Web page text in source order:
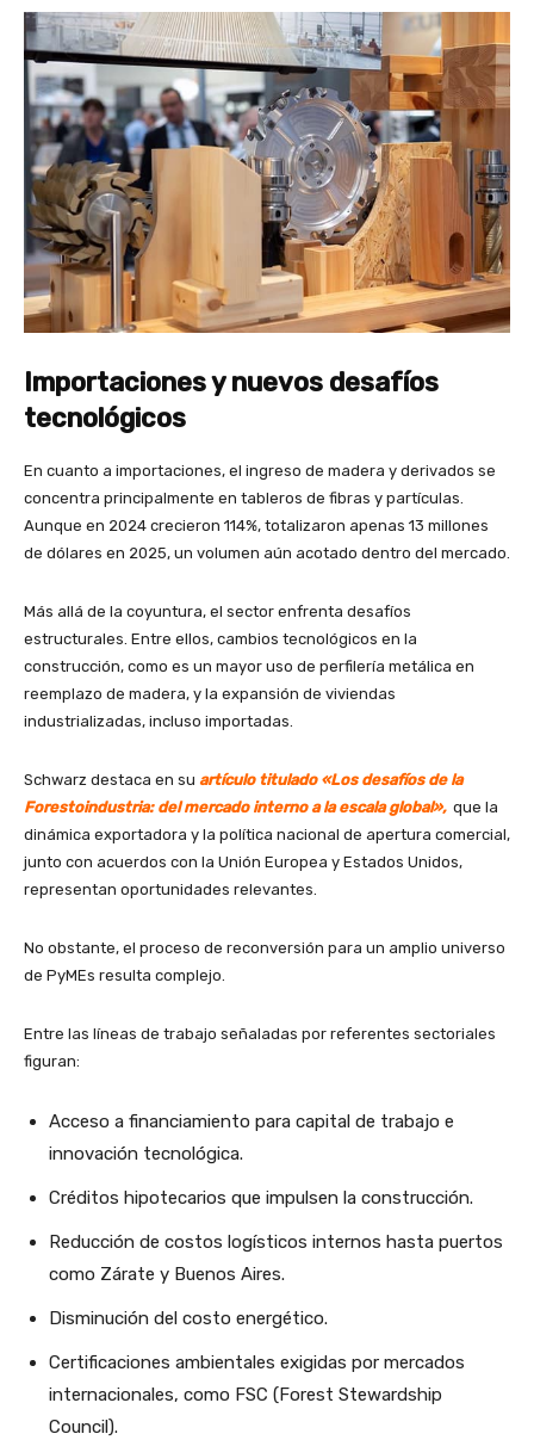
Importaciones y nuevos desafíos
tecnológicos
En cuanto a importaciones, el ingreso de madera y derivados se
concentra principalmente en tableros de fibras y partículas.
Aunque en 2024 crecieron 114%, totalizaron apenas 13 millones
de dólares en 2025, un volumen aún acotado dentro del mercado.
Más allá de la coyuntura, el sector enfrenta desafíos
estructurales. Entre ellos, cambios tecnológicos en la
construcción, como es un mayor uso de perfilería metálica en
reemplazo de madera, y la expansión de viviendas
industrializadas, incluso importadas.
Schwarz destaca en su artículo titulado «Los desafíos de la
Forestoindustria: del mercado interno a la escala global», que la
dinámica exportadora y la política nacional de apertura comercial,
junto con acuerdos con la Unión Europea y Estados Unidos,
representan oportunidades relevantes.
No obstante, el proceso de reconversión para un amplio universo
de PyMEs resulta complejo.
Entre las líneas de trabajo señaladas por referentes sectoriales
figuran:
Acceso a financiamiento para capital de trabajo e
innovación tecnológica.
Créditos hipotecarios que impulsen la construcción.
Reducción de costos logísticos internos hasta puertos
como Zárate y Buenos Aires.
Disminución del costo energético.
Certificaciones ambientales exigidas por mercados
internacionales, como FSC (Forest Stewardship
Council).